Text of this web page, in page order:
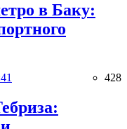
в Баку:
428